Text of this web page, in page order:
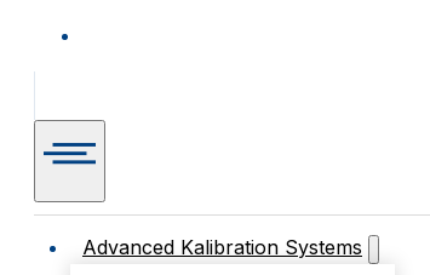
Advanced Kalibration Systems